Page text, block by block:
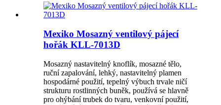
Mexiko Mosazný ventilový pájecí
hořák KLL-7013D
Mosazný nastavitelný knoflík, mosazné tělo,
ruční zapalování, lehký, nastavitelný plamen
hospodárné použití, tepelný výbuch trvale ničí
strukturu rostlinných buněk, používá se hlavně
pro ohýbání trubek do tvaru, venkovní použití,